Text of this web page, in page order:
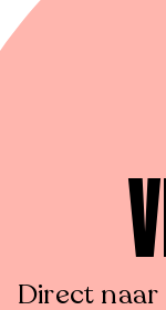
Direct naar